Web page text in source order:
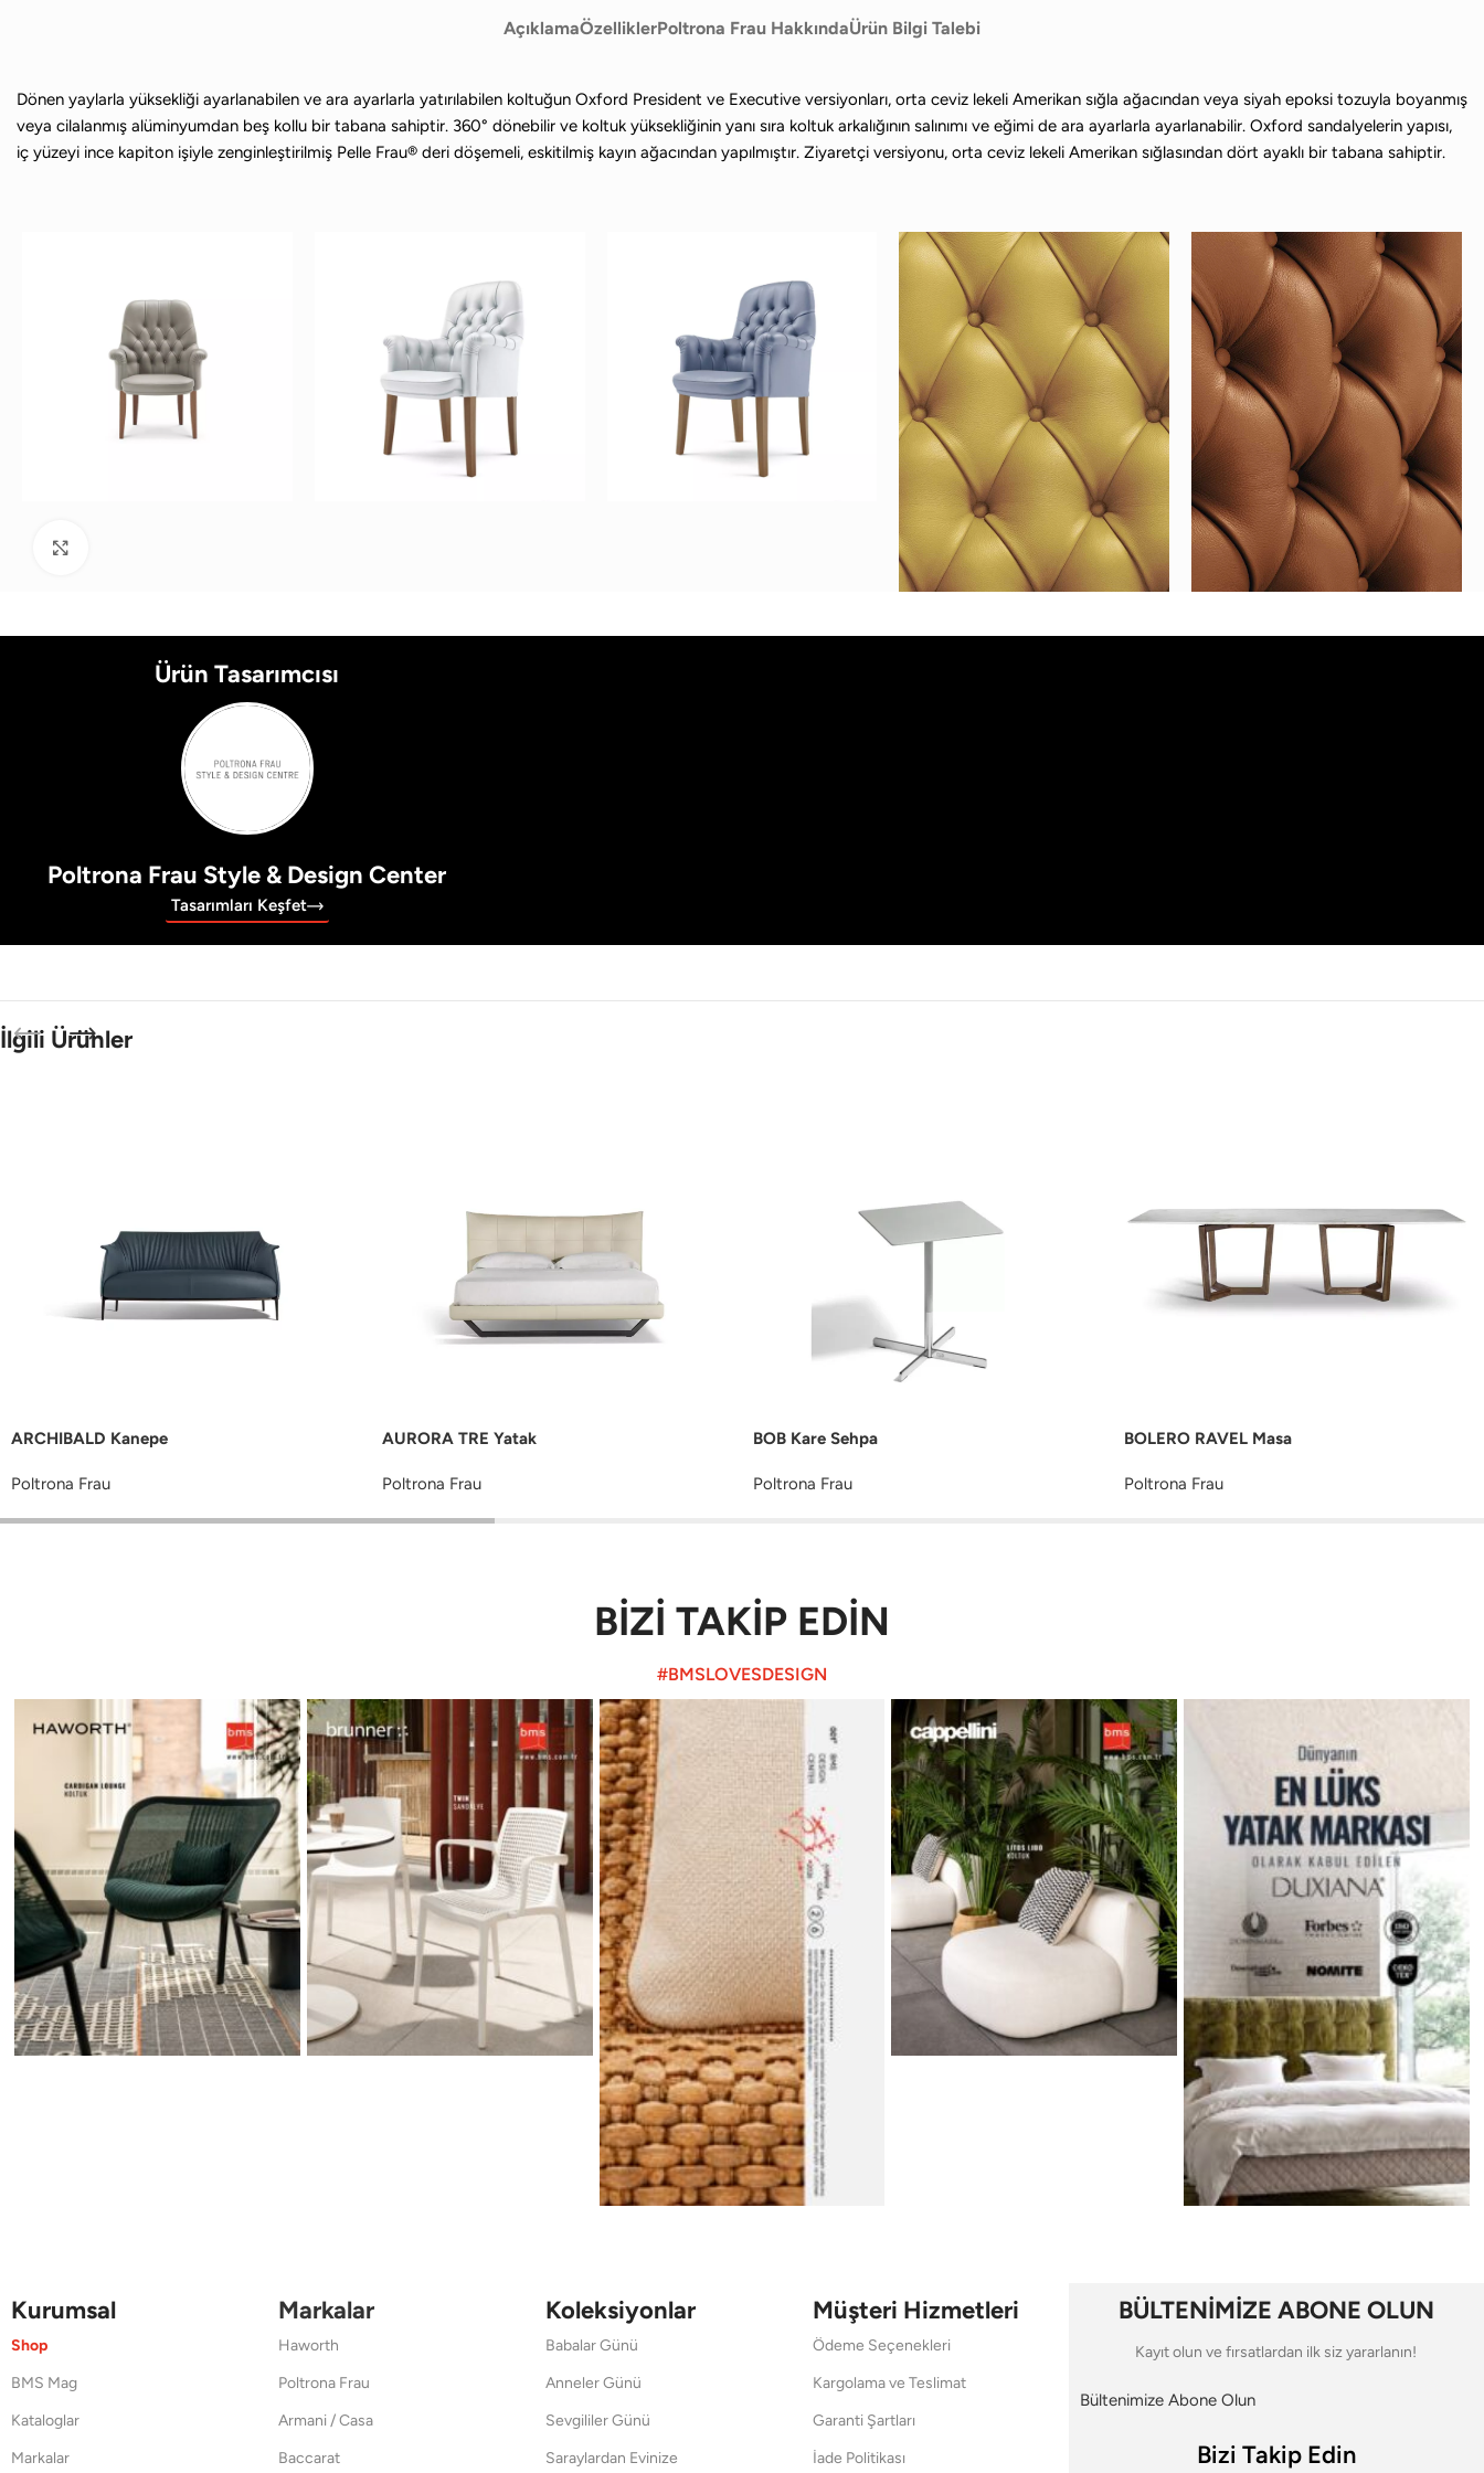
AçıklamaÖzelliklerPoltrona Frau HakkındaÜrün Bilgi Talebi
Dönen yaylarla yüksekliği ayarlanabilen ve ara ayarlarla yatırılabilen koltuğun Oxford President ve Executive versiyonları, orta ceviz lekeli Amerikan sığla ağacından veya siyah epoksi tozuyla boyanmış
veya cilalanmış alüminyumdan beş kollu bir tabana sahiptir. 360° dönebilir ve koltuk yüksekliğinin yanı sıra koltuk arkalığının salınımı ve eğimi de ara ayarlarla ayarlanabilir. Oxford sandalyelerin yapısı,
iç yüzeyi ince kapiton işiyle zenginleştirilmiş Pelle Frau® deri döşemeli, eskitilmiş kayın ağacından yapılmıştır. Ziyaretçi versiyonu, orta ceviz lekeli Amerikan sığlasından dört ayaklı bir tabana sahiptir.
Ürün Tasarımcısı
Poltrona Frau Style & Design Center
Tasarımları Keşfet
İlgili Ürünler
ARCHIBALD Kanepe
Poltrona Frau
AURORA TRE Yatak
Poltrona Frau
BOB Kare Sehpa
Poltrona Frau
BOLERO RAVEL Masa
Poltrona Frau
BİZİ TAKİP EDİN
#BMSLOVESDESIGN
Kurumsal
Shop
BMS Mag
Kataloglar
Markalar
Markalar
Haworth
Poltrona Frau
Armani / Casa
Baccarat
Koleksiyonlar
Babalar Günü
Anneler Günü
Sevgililer Günü
Saraylardan Evinize
Müşteri Hizmetleri
Ödeme Seçenekleri
Kargolama ve Teslimat
Garanti Şartları
İade Politikası
BÜLTENİMİZE ABONE OLUN
Kayıt olun ve fırsatlardan ilk siz yararlanın!
Bültenimize Abone Olun
Bizi Takip Edin